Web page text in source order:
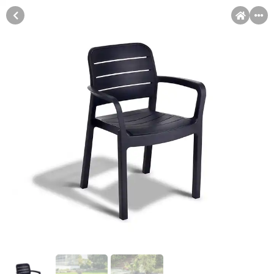
Pomoć pri kupovini
Kupovina na rate